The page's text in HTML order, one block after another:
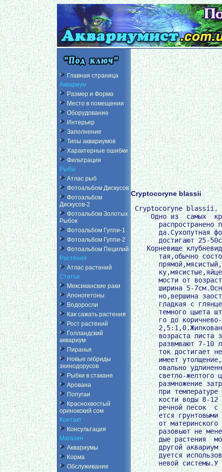
Главная страница
Аквариум
Размер и Форма
Место в помещении
Оборудование
Интерьер
Заполнение
Типы аквариумов
Характерные ошибки
Фильтрация
Рыбы
Атлас рыб
Фотоальбом Дискусов
Фотоальбом
Дискусов-2
Фотоальбом Золотых
Рыбок
Фотоальбом Гуппи-1
Фотоальбом Гуппи-2
Фотоальбом Пецилий
Растения
Атлас растений
Статьи
Мексиканские раки
Апоногетоны
Водоросли
Как сажать растения
Рост растений
Голландский
аквариум
Пиранья
Новые гибриды
эхинодорусов
Рыбки в стакане
Арована
Попугаи
Краснохвостый
оринокский сом
Контакт
Консультация
Магазин
Аквариумы
Корма
Обслуживание
Cryptocoryne blassii
Cryptocoryne blassii.
Одно из  самых
распространено
да.Сухопутная
достигают 25-
Корневище
тая,обычно
мости от
ширина 5-
но,вершина
гладкая с
темного цыета
го до
возраста листа
развмвают 7-10
ток достигает
имеет
овально
светло-желтого
размножение
при температуре
кости воды 8-12
речной песок  с
ется грунтовыми
от материнского
разовьют не
дые растения
другой аквариум
дуется
невой системы.У